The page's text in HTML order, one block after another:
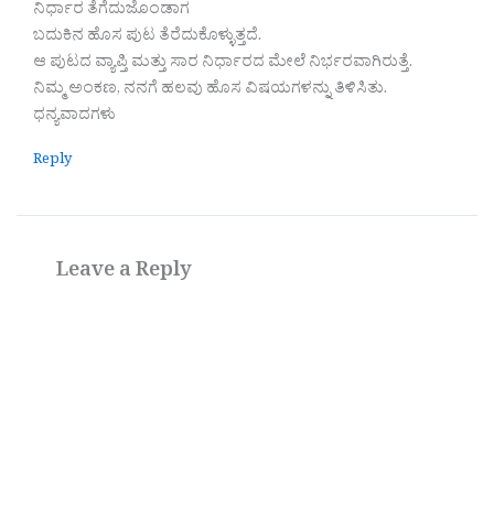
ನಿರ್ಧಾರ ತೆಗೆದುಜೊಂಡಾಗ
ಬದುಕಿನ ಹೊಸ ಪುಟ ತೆರೆದುಕೊಳ್ಳುತ್ತದೆ.
ಆ ಪುಟದ ವ್ಯಾಪ್ತಿ ಮತ್ತು ಸಾರ ನಿರ್ಧಾರದ ಮೇಲೆ ನಿರ್ಭರವಾಗಿರುತ್ತೆ.
ನಿಮ್ಮ ಅಂಕಣ, ನನಗೆ ಹಲವು ಹೊಸ ವಿಷಯಗಳನ್ನು ತಿಳಿಸಿತು.
ಧನ್ಯವಾದಗಳು
Reply
Leave a Reply